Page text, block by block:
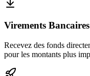
Virements Bancaires
Recevez des fonds
pour les montants plus